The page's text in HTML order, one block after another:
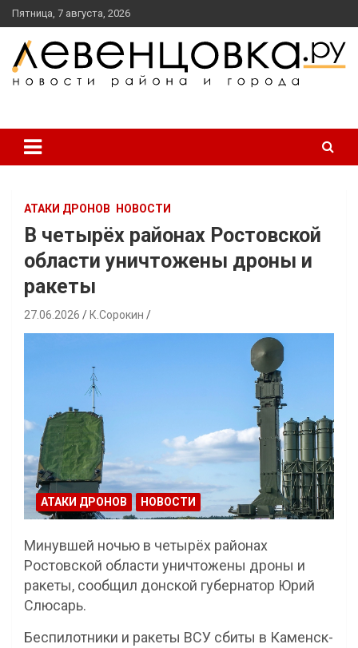
перейти
к
содержанию
Пятница, 7 августа, 2026
АТАКИ ДРОНОВ НОВОСТИ
В четырёх районах Ростовской
области уничтожены дроны и
ракеты
27.06.2026 К.Сорокин
АТАКИ ДРОНОВ НОВОСТИ
Минувшей ночью в четырёх районах
Ростовской области уничтожены дроны и
ракеты, сообщил донской губернатор Юрий
Слюсарь.
Беспилотники и ракеты ВСУ сбиты в Каменск-